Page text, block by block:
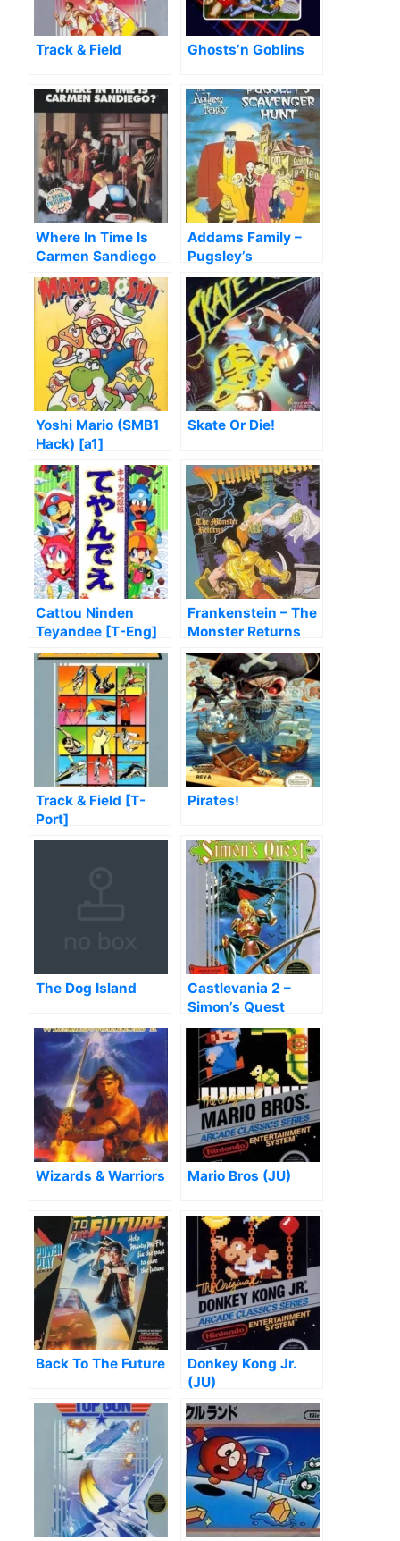
Track & Field Ghosts’n Goblins
Where In Time Is
Carmen Sandiego
Addams Family –
Pugsley’s
Scavenger Hunt,
The
Yoshi Mario (SMB1
Hack) [a1]
Skate Or Die!
Cattou Ninden
Teyandee [T-Eng]
Frankenstein – The
Monster Returns
Track & Field [T-
Port]
Pirates!
The Dog Island
Castlevania 2 –
Simon’s Quest
Wizards & Warriors Mario Bros (JU)
Back To The Future
Donkey Kong Jr.
(JU)